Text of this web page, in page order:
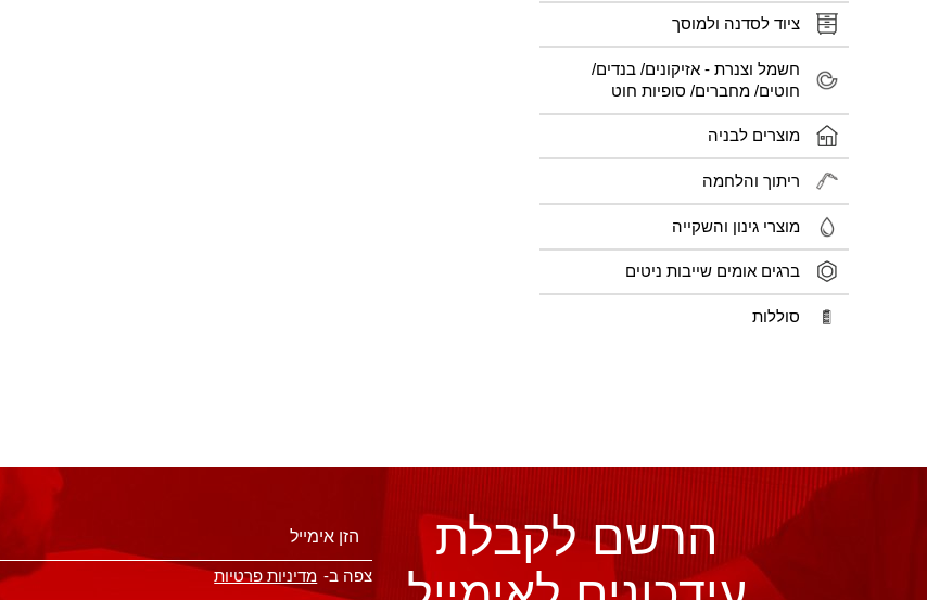
ציוד לסדנה ולמוסך
חשמל וצנרת - אזיקונים/ בנדים/
חוטים/ מחברים/ סופיות חוט
מוצרים לבניה
ריתוך והלחמה
מוצרי גינון והשקייה
ברגים אומים שייבות ניטים
סוללות
הרשם לקבלת
צפה ב- מדיניות פרטיות